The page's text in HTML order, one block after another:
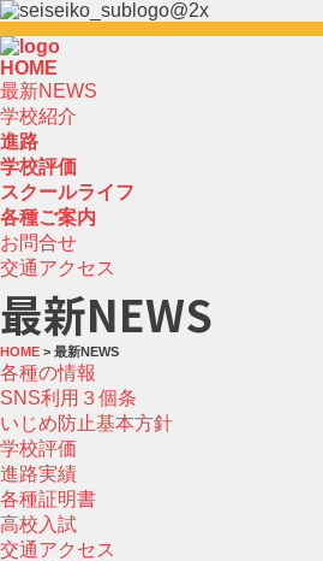
HOME
最新NEWS
学校紹介
進路
学校評価
スクールライフ
各種ご案内
お問合せ
交通アクセス
最新NEWS
HOME > 最新NEWS
各種の情報
SNS利用３個条
いじめ防止基本方針
学校評価
進路実績
各種証明書
高校入試
交通アクセス